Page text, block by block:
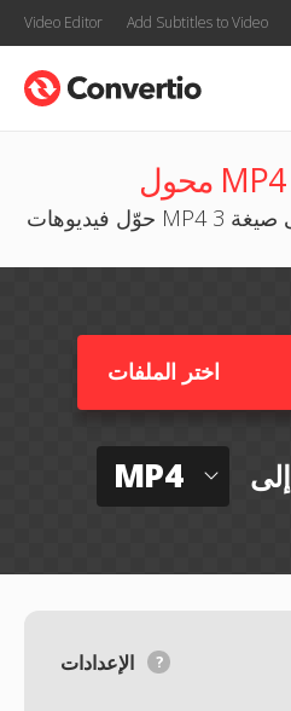
Video Editor Add Subtitles to Video
اختر الملفات
MP4 إلى